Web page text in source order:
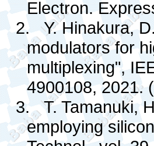
Electron.
2.
Y. Hinakura,
modulators for
multiplexing",
4900108, 2021.
3.
T. Tamanuki,
employing